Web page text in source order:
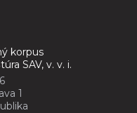
korpus
SAV, v. v. i.
1